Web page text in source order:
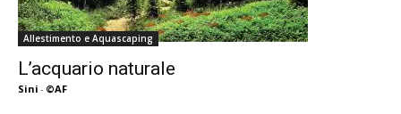
Allestimento e Aquascaping
L’acquario naturale
Sini - ©AF